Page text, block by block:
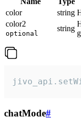
color
string
color2
optional
string
chatMode#